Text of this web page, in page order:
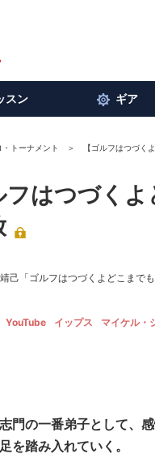
スン ギア
・トーナメント 【ゴルフはつづく
フはつづく
己「ゴルフはつづくよどこまでも
YouTube イップス マイケル・
門の一番弟子として、
を踏み入れていく。